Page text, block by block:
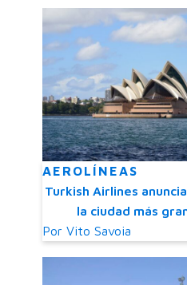
AEROLÍNEAS
Turkish Airlines
la ciudad más
Por Vito Savoia